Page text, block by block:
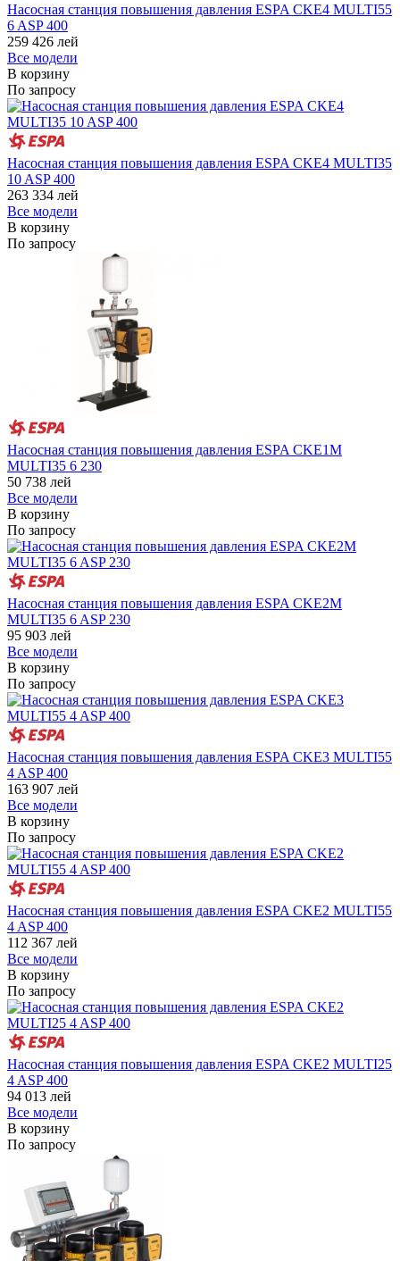
Насосная станция повышения давления ESPA CKE4 MULTI55
6 ASP 400
259 426 лей
Все модели
В корзину
По запросу
Насосная станция повышения давления ESPA CKE4 MULTI35
10 ASP 400
263 334 лей
Все модели
В корзину
По запросу
Насосная станция повышения давления ESPA CKE1M
MULTI35 6 230
50 738 лей
Все модели
В корзину
По запросу
Насосная станция повышения давления ESPA CKE2M
MULTI35 6 ASP 230
95 903 лей
Все модели
В корзину
По запросу
Насосная станция повышения давления ESPA CKE3 MULTI55
4 ASP 400
163 907 лей
Все модели
В корзину
По запросу
Насосная станция повышения давления ESPA CKE2 MULTI55
4 ASP 400
112 367 лей
Все модели
В корзину
По запросу
Насосная станция повышения давления ESPA CKE2 MULTI25
4 ASP 400
94 013 лей
Все модели
В корзину
По запросу